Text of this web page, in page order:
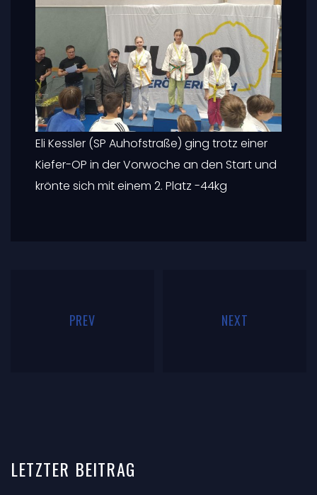
Eli Kessler (SP Auhofstraße) ging trotz einer
Kiefer-OP in der Vorwoche an den Start und
krönte sich mit einem 2. Platz -44kg
PREV NEXT
LETZTER BEITRAG